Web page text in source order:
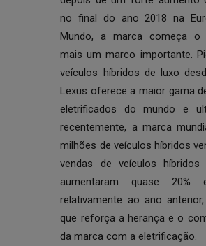
no final do ano 2018 na
Mundo, a marca começa o
mais um marco importante.
veículos híbridos de luxo
Lexus oferece a maior gama
eletrificados do mundo e
recentemente, a marca
milhões de veículos híbridos
vendas de veículos híbridos
aumentaram quase 20%
relativamente ao ano
que reforça a herança e o
da marca com a eletrificação.